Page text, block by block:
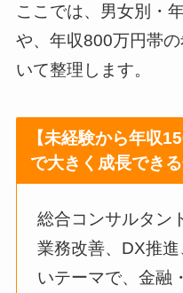
ここでは、男女別・
や、年収800万円帯
いて整理します。
【未経験から年収
で大きく成長でき
総合コンサルタン
業務改善、DX推
いテーマで、金融